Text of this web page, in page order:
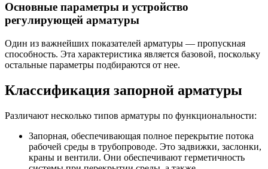
Основные параметры и устройство
регулирующей арматуры
Один из важнейших показателей арматуры — пропускная
способность. Эта характеристика является базовой, поскольку
остальные параметры подбираются от нее.
Классификация запорной арматуры
Различают несколько типов арматуры по функциональности:
Запорная, обеспечивающая полное перекрытие потока
рабочей среды в трубопроводе. Это задвижки, заслонки,
краны и вентили. Они обеспечивают герметичность